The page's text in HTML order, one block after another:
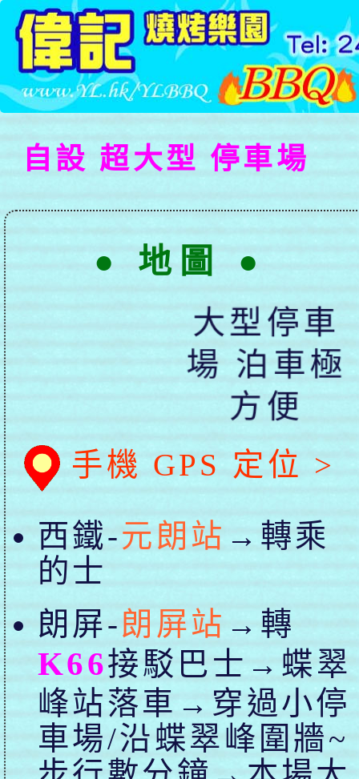
自設 超大型 停車場
● 地圖 ●
大型停車
場 泊車極
方便
手機 GPS 定位 >
西鐵-元朗站 →轉乘
的士
朗屏-朗屏站 →轉
K66接駁巴士→蝶翠
峰站落車→穿過小停
車場/沿蝶翠峰圍牆~